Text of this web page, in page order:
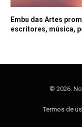
Embu das Artes
escritores, música,
© 2026.
Termos de